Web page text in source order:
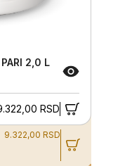
2,0 L
RSD
9.322,00 RSD